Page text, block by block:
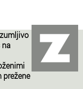
prežene